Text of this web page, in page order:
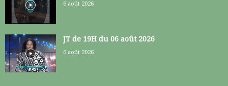
6 août 2026
JT de 19H du 06 août 2026
6 août 2026